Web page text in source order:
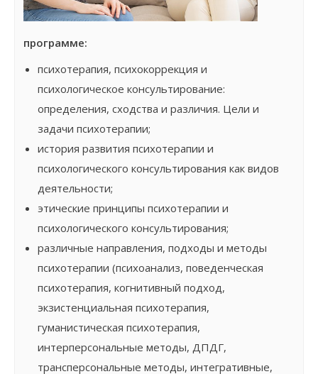
программе:
психотерапия, психокоррекция и
психологическое консультирование:
определения, сходства и различия. Цели и
задачи психотерапии;
история развития психотерапии и
психологического консультирования как видов
деятельности;
этические принципы психотерапии и
психологического консультирования;
различные направления, подходы и методы
психотерапии (психоанализ, поведенческая
психотерапия, когнитивный подход,
экзистенциальная психотерапия,
гуманистическая психотерапия,
интерперсональные методы, ДПДГ,
трансперсональные методы, интегративные,